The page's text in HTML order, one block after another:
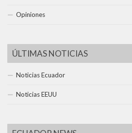
Opiniones
ÚLTIMAS NOTICIAS
Noticias Ecuador
Noticias EEUU